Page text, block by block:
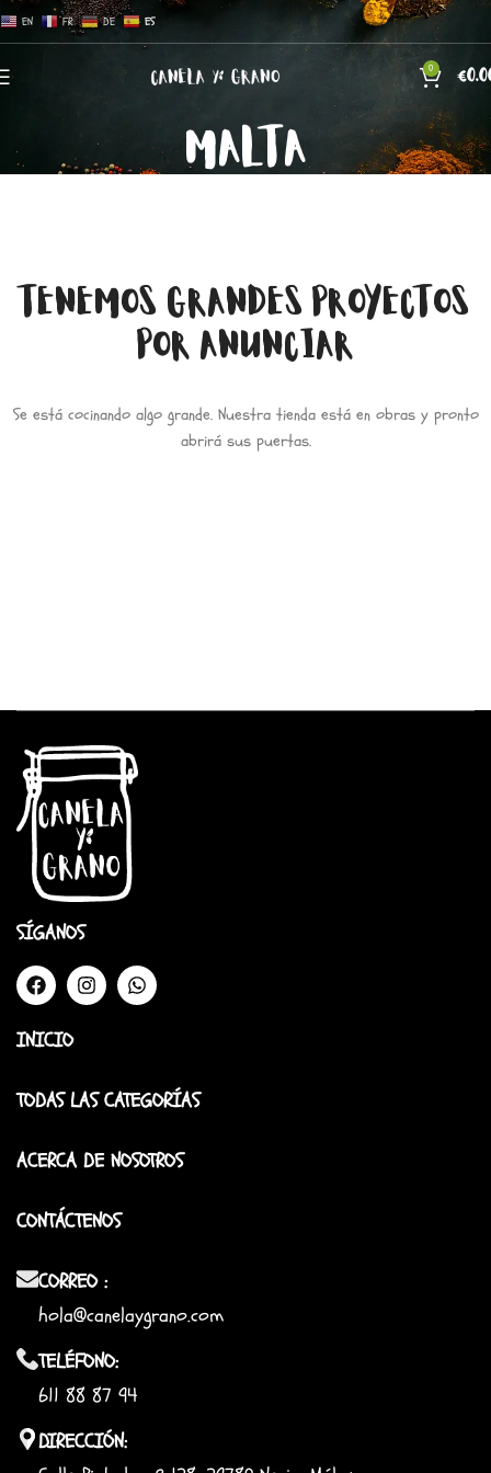
EN FR DE ES
0 €
MALTA
TENEMOS GRANDES PROYECTOS
POR ANUNCIAR
Se está cocinando algo grande. Nuestra tienda está en obras y pronto
abrirá sus puertas.
SÍGANOS
INICIO
TODAS LAS CATEGORÍAS
ACERCA DE NOSOTROS
CONTÁCTENOS
CORREO :
hola@canelaygrano.com
TELÉFONO:
611 88 87 94
DIRECCIÓN: